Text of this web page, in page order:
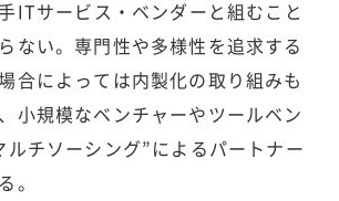
ITサービス・ベンダーと組むこと
ない。専門性や多様性を追求する
合によっては内製化の取り組みも
小規模なベンチャーやツールベン
ルチソーシング”によるパートナー
。